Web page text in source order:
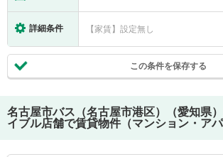
詳細条件 【家賃】設定無し
この条件を保存する
名古屋市バス（名古屋市港区）（愛知県）
イブル店舗で賃貸物件（マンション・ア